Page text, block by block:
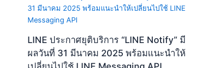
เปลี่ยนไปใช้ LINE Messaging API
Leave a Comment